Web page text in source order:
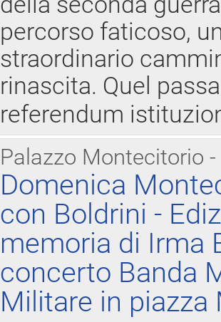
percorso faticoso,
straordinario
rinascita. Quel
referendum
Palazzo Montecitorio
Domenica
con Boldrini -
memoria di Irma
concerto Banda
Militare in